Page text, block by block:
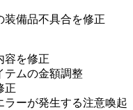
装備品不具合を修正
容を修正
テムの金額調整
正
ラーが発生する注意喚起